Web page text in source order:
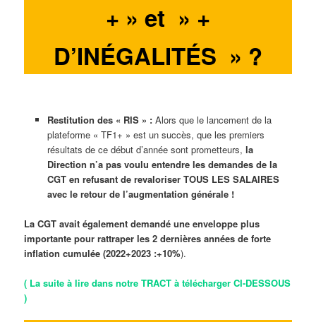
+ » et » +
D’INÉGALITÉS » ?
Restitution des « RIS » :Alors que le lancement de la
plateforme « TF1+ » est un succès, que les premiers
résultats de ce début d’année sont prometteurs, la
Direction n’a pas voulu entendre les demandes de la
CGT en refusant de revaloriser TOUS LES SALAIRES
avec le retour de l’augmentation générale !
La CGT avait également demandé une enveloppe plus
importante pour rattraper les 2 dernières années de forte
inflation cumulée (2022+2023 :+10%).
( La suite à lire dans notre TRACT à télécharger CI-DESSOUS
)